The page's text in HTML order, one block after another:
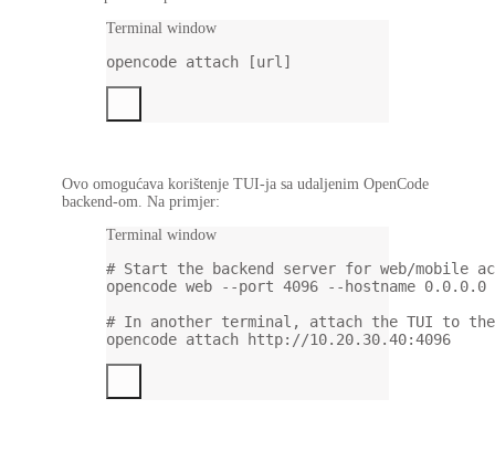
Terminal window
opencode attach [url]
Ovo omogućava korištenje TUI-ja sa udaljenim OpenCode
backend-om. Na primjer:
Terminal window
# Start the backend server for web/mobile
opencode web --port 4096 --hostname 0.0.0.0
# In another terminal, attach the TUI to the
opencode attach http://10.20.30.40:4096